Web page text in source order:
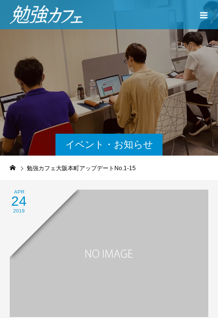
イベント・お知らせ
勉強カフェ大阪本町アップデートNo.1-15
APR
24
2019